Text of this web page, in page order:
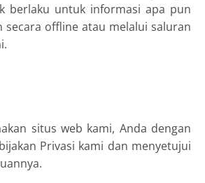
berlaku untuk informasi apa pun
secara offline atau melalui saluran
situs web kami, Anda dengan
Privasi kami dan menyetujui